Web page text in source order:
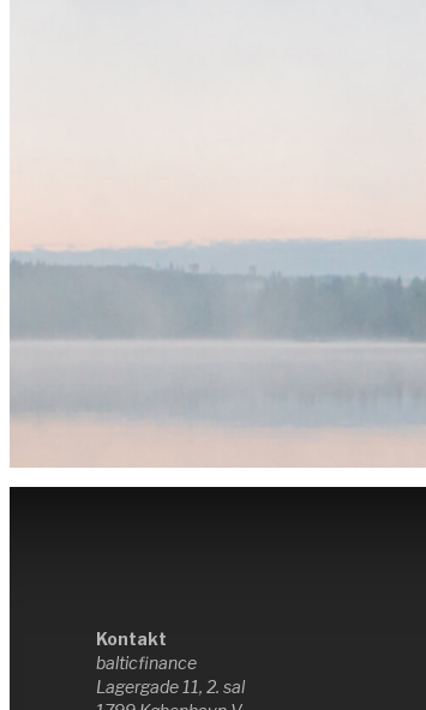
Kontakt
balticfinance
Lagergade 11, 2. sal